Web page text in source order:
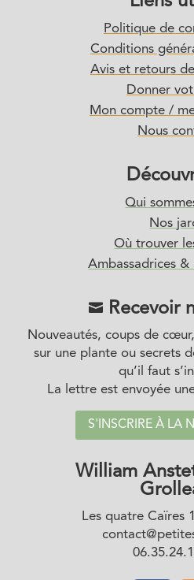
Politique de
Conditions
Avis et retours de
Donner
Mon compte /
Nous
Qui
Nos
Où trouver
Ambassadrices &
 Recevoir
Nouveautés, coups de
sur une plante ou secrets
qu’il faut
La lettre est envoyée
S'INSCRIRE À LA
William
Les quatre Caïres